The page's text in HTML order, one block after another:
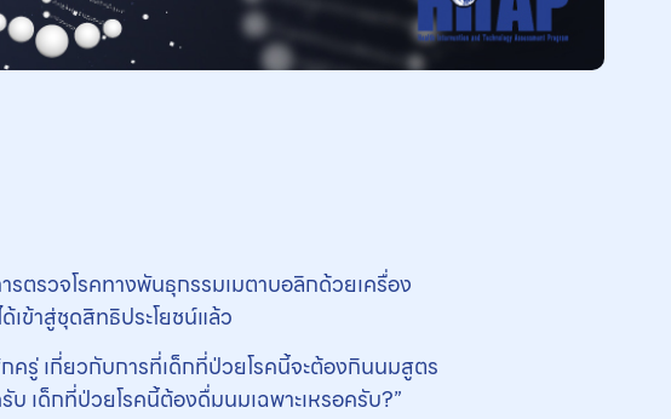
ตรวจโรคทางพันธุกรรมเมตาบอลิกด้วยเครื่อง
ข้าสู่ชุดสิทธิประโยชน์แล้ว
รู่ เกี่ยวกับการที่เด็กที่ป่วยโรคนี้จะต้องกินนมสูตร
เด็กที่ป่วยโรคนี้ต้องดื่มนมเฉพาะเหรอครับ?”